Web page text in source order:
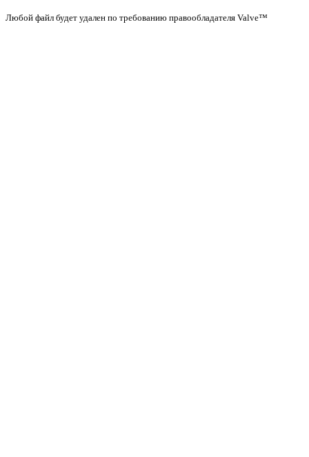
Любой файл будет удален по требованию правообладателя Valve™